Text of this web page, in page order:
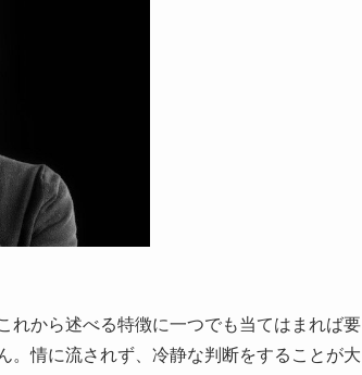
れから述べる特徴に一つでも当てはまれば要
。情に流されず、冷静な判断をすることが大